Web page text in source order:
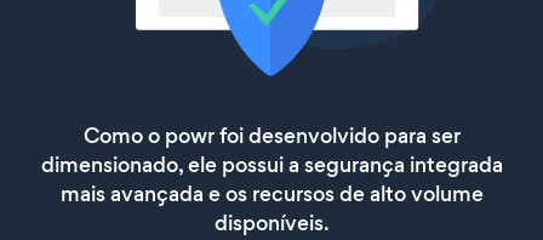
Como o powr foi desenvolvido para ser
dimensionado, ele possui a segurança integrada
mais avançada e os recursos de alto volume
disponíveis.